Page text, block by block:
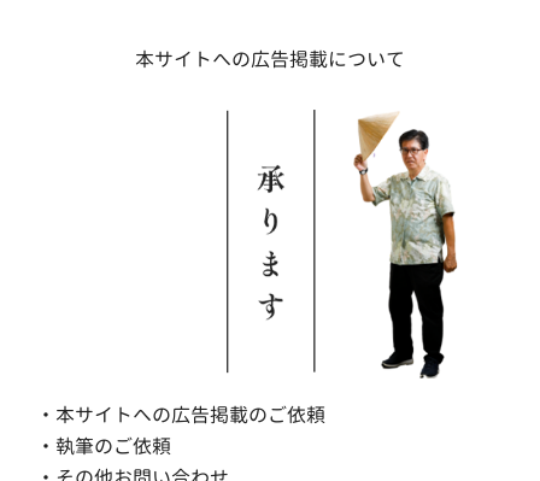
本サイトへの広告掲載について
・本サイトへの広告掲載のご依頼
・執筆のご依頼